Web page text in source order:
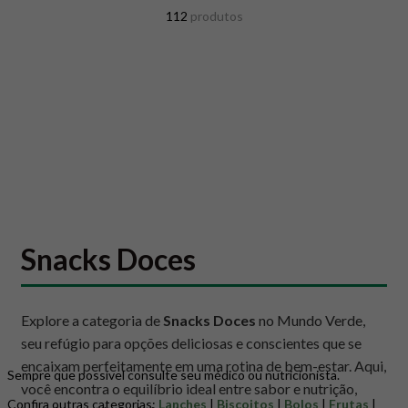
112 produtos
Snacks Doces
Explore a categoria de Snacks Doces no Mundo Verde,
seu refúgio para opções deliciosas e conscientes que se
encaixam perfeitamente em uma rotina de bem-estar. Aqui,
você encontra o equilíbrio ideal entre sabor e nutrição,
Sempre que possível consulte seu médico ou nutricionista.
Confira outras categorias: Lanches | Biscoitos | Bolos | Frutas |